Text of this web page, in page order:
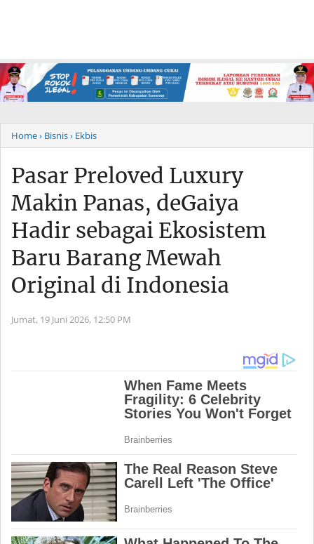
Home› Bisnis› Ekbis
Pasar Preloved Luxury
Makin Panas, deGaiya
Hadir sebagai Ekosistem
Baru Barang Mewah
Original di Indonesia
Jumat, 19 Juni 2026, 12:50 PM